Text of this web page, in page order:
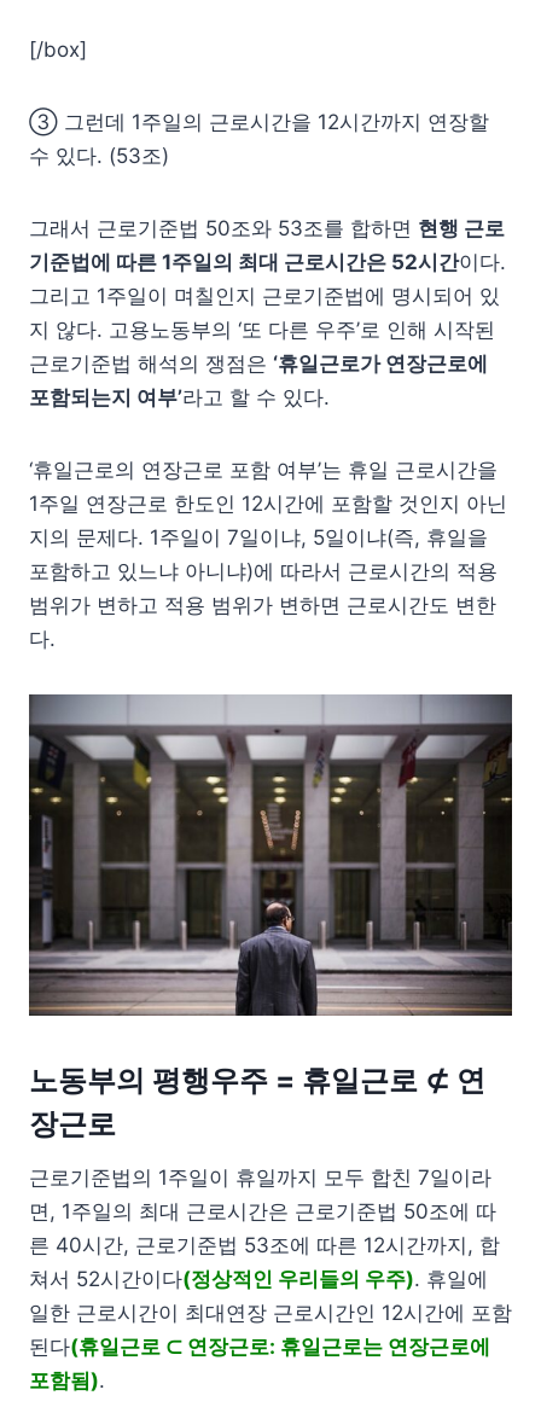
[/box]
③ 그런데 1주일의 근로시간을 12시간까지 연장할
수 있다. (53조)
그래서 근로기준법 50조와 53조를 합하면 현행 근로
기준법에 따른 1주일의 최대 근로시간은 52시간이다.
그리고 1주일이 며칠인지 근로기준법에 명시되어 있
지 않다. 고용노동부의 ‘또 다른 우주’로 인해 시작된
근로기준법 해석의 쟁점은 ‘휴일근로가 연장근로에
포함되는지 여부’라고 할 수 있다.
‘휴일근로의 연장근로 포함 여부’는 휴일 근로시간을
1주일 연장근로 한도인 12시간에 포함할 것인지 아닌
지의 문제다. 1주일이 7일이냐, 5일이냐(즉, 휴일을
포함하고 있느냐 아니냐)에 따라서 근로시간의 적용
범위가 변하고 적용 범위가 변하면 근로시간도 변한
다.
노동부의 평행우주 = 휴일근로 ⊄ 연
장근로
근로기준법의 1주일이 휴일까지 모두 합친 7일이라
면, 1주일의 최대 근로시간은 근로기준법 50조에 따
른 40시간, 근로기준법 53조에 따른 12시간까지, 합
쳐서 52시간이다(정상적인 우리들의 우주). 휴일에
일한 근로시간이 최대연장 근로시간인 12시간에 포함
된다(휴일근로 ⊂ 연장근로: 휴일근로는 연장근로에
포함됨).